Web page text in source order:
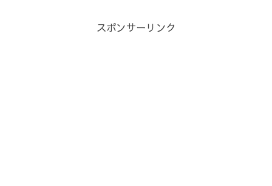
スポンサーリンク